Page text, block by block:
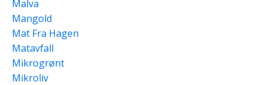
Malva
Mangold
Mat Fra Hagen
Matavfall
Mikrogrønt
Mikroliv